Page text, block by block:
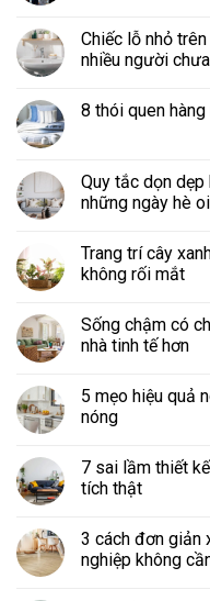
Chiếc lỗ nhỏ
nhiều người
8 thói quen
Quy tắc dọn
những ngày hè
Trang trí cây
không rối mắt
Sống chậm có
nhà tinh tế hơn
5 mẹo hiệu quả
nóng
7 sai lầm thiết
tích thật
3 cách đơn giản
nghiệp không